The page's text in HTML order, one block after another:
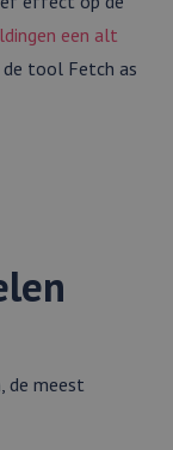
een alt
tool Fetch as
de meest